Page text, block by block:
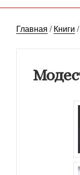
Главная / Книги /